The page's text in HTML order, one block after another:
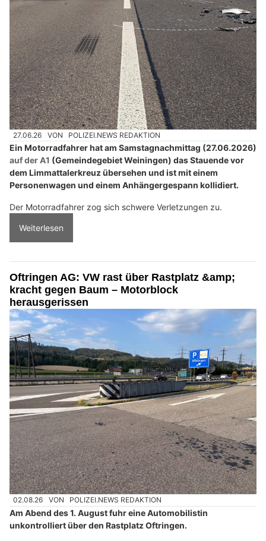
27.06.26 VON POLIZEI.NEWS REDAKTION
Ein Motorradfahrer hat am Samstagnachmittag (27.06.2026)
auf der A1 (Gemeindegebiet Weiningen) das Stauende vor
dem Limmattalerkreuz übersehen und ist mit einem
Personenwagen und einem Anhängergespann kollidiert.
Der Motorradfahrer zog sich schwere Verletzungen zu.
Weiterlesen
Oftringen AG: VW rast über Rastplatz &amp;
kracht gegen Baum – Motorblock
herausgerissen
02.08.26 VON POLIZEI.NEWS REDAKTION
Am Abend des 1. August fuhr eine Automobilistin
unkontrolliert über den Rastplatz Oftringen.